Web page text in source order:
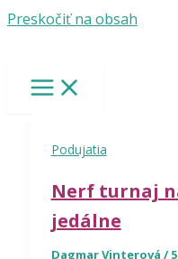
Preskočiť na obsah
Podujatia
Nerf turnaj
jedálne
Dagmar Vinterová /